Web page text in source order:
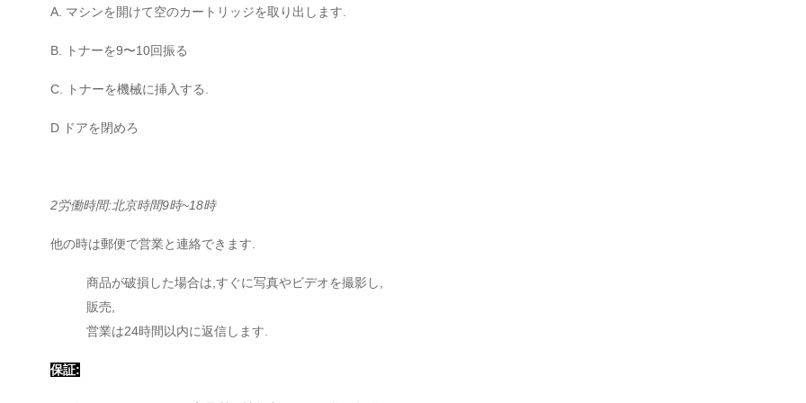
A. マシンを開けて空のカートリッジを取り出します.
B. トナーを9〜10回振る
C. トナーを機械に挿入する.
D ドアを閉めろ
2労働時間:北京時間9時~18時
他の時は郵便で営業と連絡できます.
商品が破損した場合は,すぐに写真やビデオを撮影し,
販売,
営業は24時間以内に返信します.
保証: